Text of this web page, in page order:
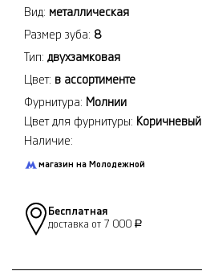
Вид: металлическая
Размер зуба: 8
Тип: двухзамковая
Цвет: в ассортименте
Фурнитура: Молнии
Цвет для фурнитуры: Коричневый
Наличие:
магазин на Молодежной
Бесплатная
доставка от 7 000 Р